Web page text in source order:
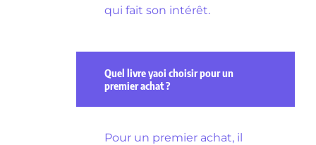
qui fait son intérêt.
Quel livre yaoi choisir pour un
premier achat ?
Pour un premier achat, il